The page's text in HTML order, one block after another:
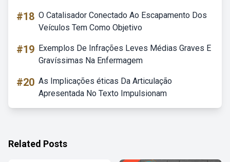
#18 O Catalisador Conectado Ao Escapamento Dos
Veículos Tem Como Objetivo
#19 Exemplos De Infrações Leves Médias Graves E
Gravíssimas Na Enfermagem
#20 As Implicações éticas Da Articulação
Apresentada No Texto Impulsionam
Related Posts